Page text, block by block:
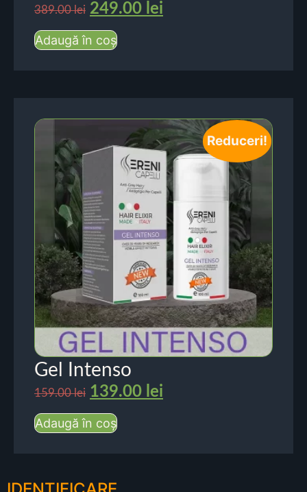
389.00lei 249.00 lei
Adaugă în coș
Reduceri!
Gel Intenso
159.00lei 139.00 lei
Adaugă în coș